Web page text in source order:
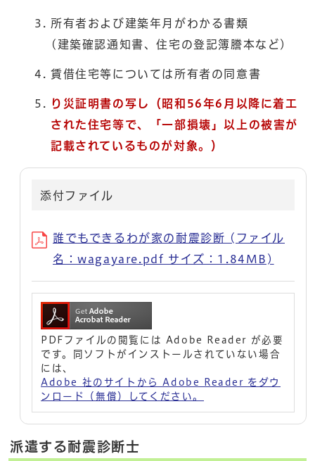
所有者および建築年月がわかる書類
(建築確認通知書、住宅の登記簿謄本など)
賃借住宅等については所有者の同意書
り災証明書の写し（昭和56年6月以降に着工
された住宅等で、「一部損壊」以上の被害が
記載されているものが対象。）
添付ファイル
誰でもできるわが家の耐震診断 (ファイル
名：wagayare.pdf サイズ：1.84MB)
PDFファイルの閲覧には Adobe Reader が必要
です。同ソフトがインストールされていない場合
には、
Adobe 社のサイトから Adobe Reader をダウ
ンロード（無償）してください。
派遣する耐震診断士